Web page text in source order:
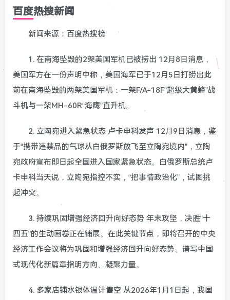
百度热搜新闻
新闻来源：百度热搜榜
1. 在南海坠毁的2架美国军机已被捞出 12月8日消息，
美国军方在一份声明中称，美国海军已于12月5日打捞出此
前在南海坠毁的两架美国军机：一架F/A-18F“超级大黄蜂”战
斗机与一架MH-60R“海鹰”直升机。
2. 立陶宛进入紧急状态 卢卡申科发声 12月9日消息，鉴
于“携带违禁品的气球从白俄罗斯放飞至立陶宛境内”，立陶
宛政府宣布即日起全国进入国家紧急状态。白俄罗斯总统卢
卡申科当天说，立陶宛指控不实，“把事情政治化”，试图挑
起冲突。
3. 持续巩固增强经济回升向好态势 年末攻坚，决胜“十
四五”的生动画卷正在铺展。在此关键节点，即将召开的中央
经济工作会议将为巩固和增强经济回升向好态势、谱写中国
式现代化新篇章指明方向、凝聚力量。
4. 多家店铺水银体温计售空 从2026年1月1日起，我国